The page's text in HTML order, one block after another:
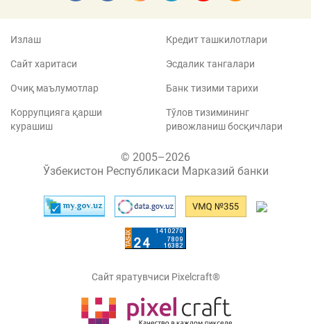
Излаш
Сайт харитаси
Очиқ маълумотлар
Коррупцияга қарши
курашиш
Кредит ташкилотлари
Эсдалик тангалари
Банк тизими тарихи
Тўлов тизимининг
ривожланиш босқичлари
© 2005–2026
Ўзбекистон Республикаси Марказий банки
Сайт яратувчиси Pixelcraft®